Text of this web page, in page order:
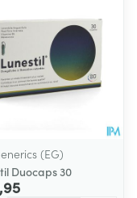
(EG)
Duocaps 30